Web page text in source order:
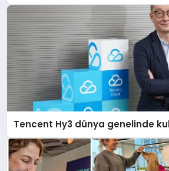
Tencent Hy3 dünya genelinde